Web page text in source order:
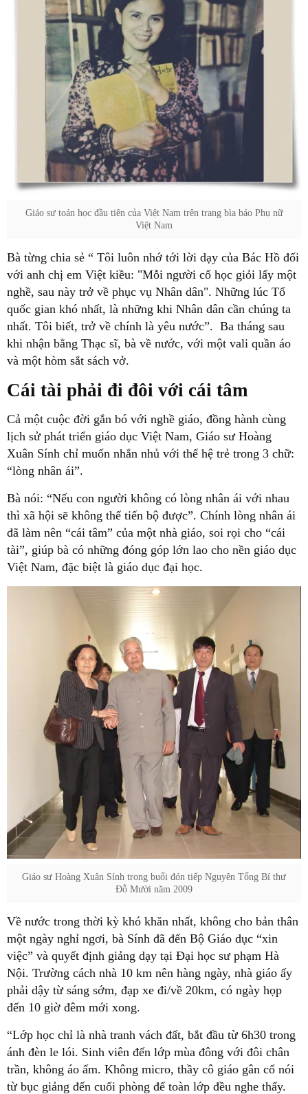
Giáo sư toán học đầu tiên của Việt Nam trên trang bìa báo Phụ nữ
Việt Nam
Bà từng chia sẻ “ Tôi luôn nhớ tới lời dạy của Bác Hồ đối
với anh chị em Việt kiều: "Mỗi người cố học giỏi lấy một
nghề, sau này trở về phục vụ Nhân dân". Những lúc Tổ
quốc gian khó nhất, là những khi Nhân dân cần chúng ta
nhất. Tôi biết, trở về chính là yêu nước”. Ba tháng sau
khi nhận bằng Thạc sĩ, bà về nước, với một vali quần áo
và một hòm sắt sách vở.
Cái tài phải đi đôi với cái tâm
Cả một cuộc đời gắn bó với nghề giáo, đồng hành cùng
lịch sử phát triển giáo dục Việt Nam, Giáo sư Hoàng
Xuân Sính chỉ muốn nhắn nhủ với thế hệ trẻ trong 3 chữ:
“lòng nhân ái”.
Bà nói: “Nếu con người không có lòng nhân ái với nhau
thì xã hội sẽ không thể tiến bộ được”. Chính lòng nhân ái
đã làm nên “cái tâm” của một nhà giáo, soi rọi cho “cái
tài”, giúp bà có những đóng góp lớn lao cho nền giáo dục
Việt Nam, đặc biệt là giáo dục đại học.
Giáo sư Hoàng Xuân Sính trong buổi đón tiếp Nguyên Tổng Bí thư
Đỗ Mười năm 2009
Về nước trong thời kỳ khó khăn nhất, không cho bản thân
một ngày nghỉ ngơi, bà Sính đã đến Bộ Giáo dục “xin
việc” và quyết định giảng dạy tại Đại học sư phạm Hà
Nội. Trường cách nhà 10 km nên hàng ngày, nhà giáo ấy
phải dậy từ sáng sớm, đạp xe đi/về 20km, có ngày họp
đến 10 giờ đêm mới xong.
“Lớp học chỉ là nhà tranh vách đất, bắt đầu từ 6h30 trong
ánh đèn le lói. Sinh viên đến lớp mùa đông với đôi chân
trần, không áo ấm. Không micro, thầy cô giáo gân cổ nói
từ bục giảng đến cuối phòng để toàn lớp đều nghe thấy.